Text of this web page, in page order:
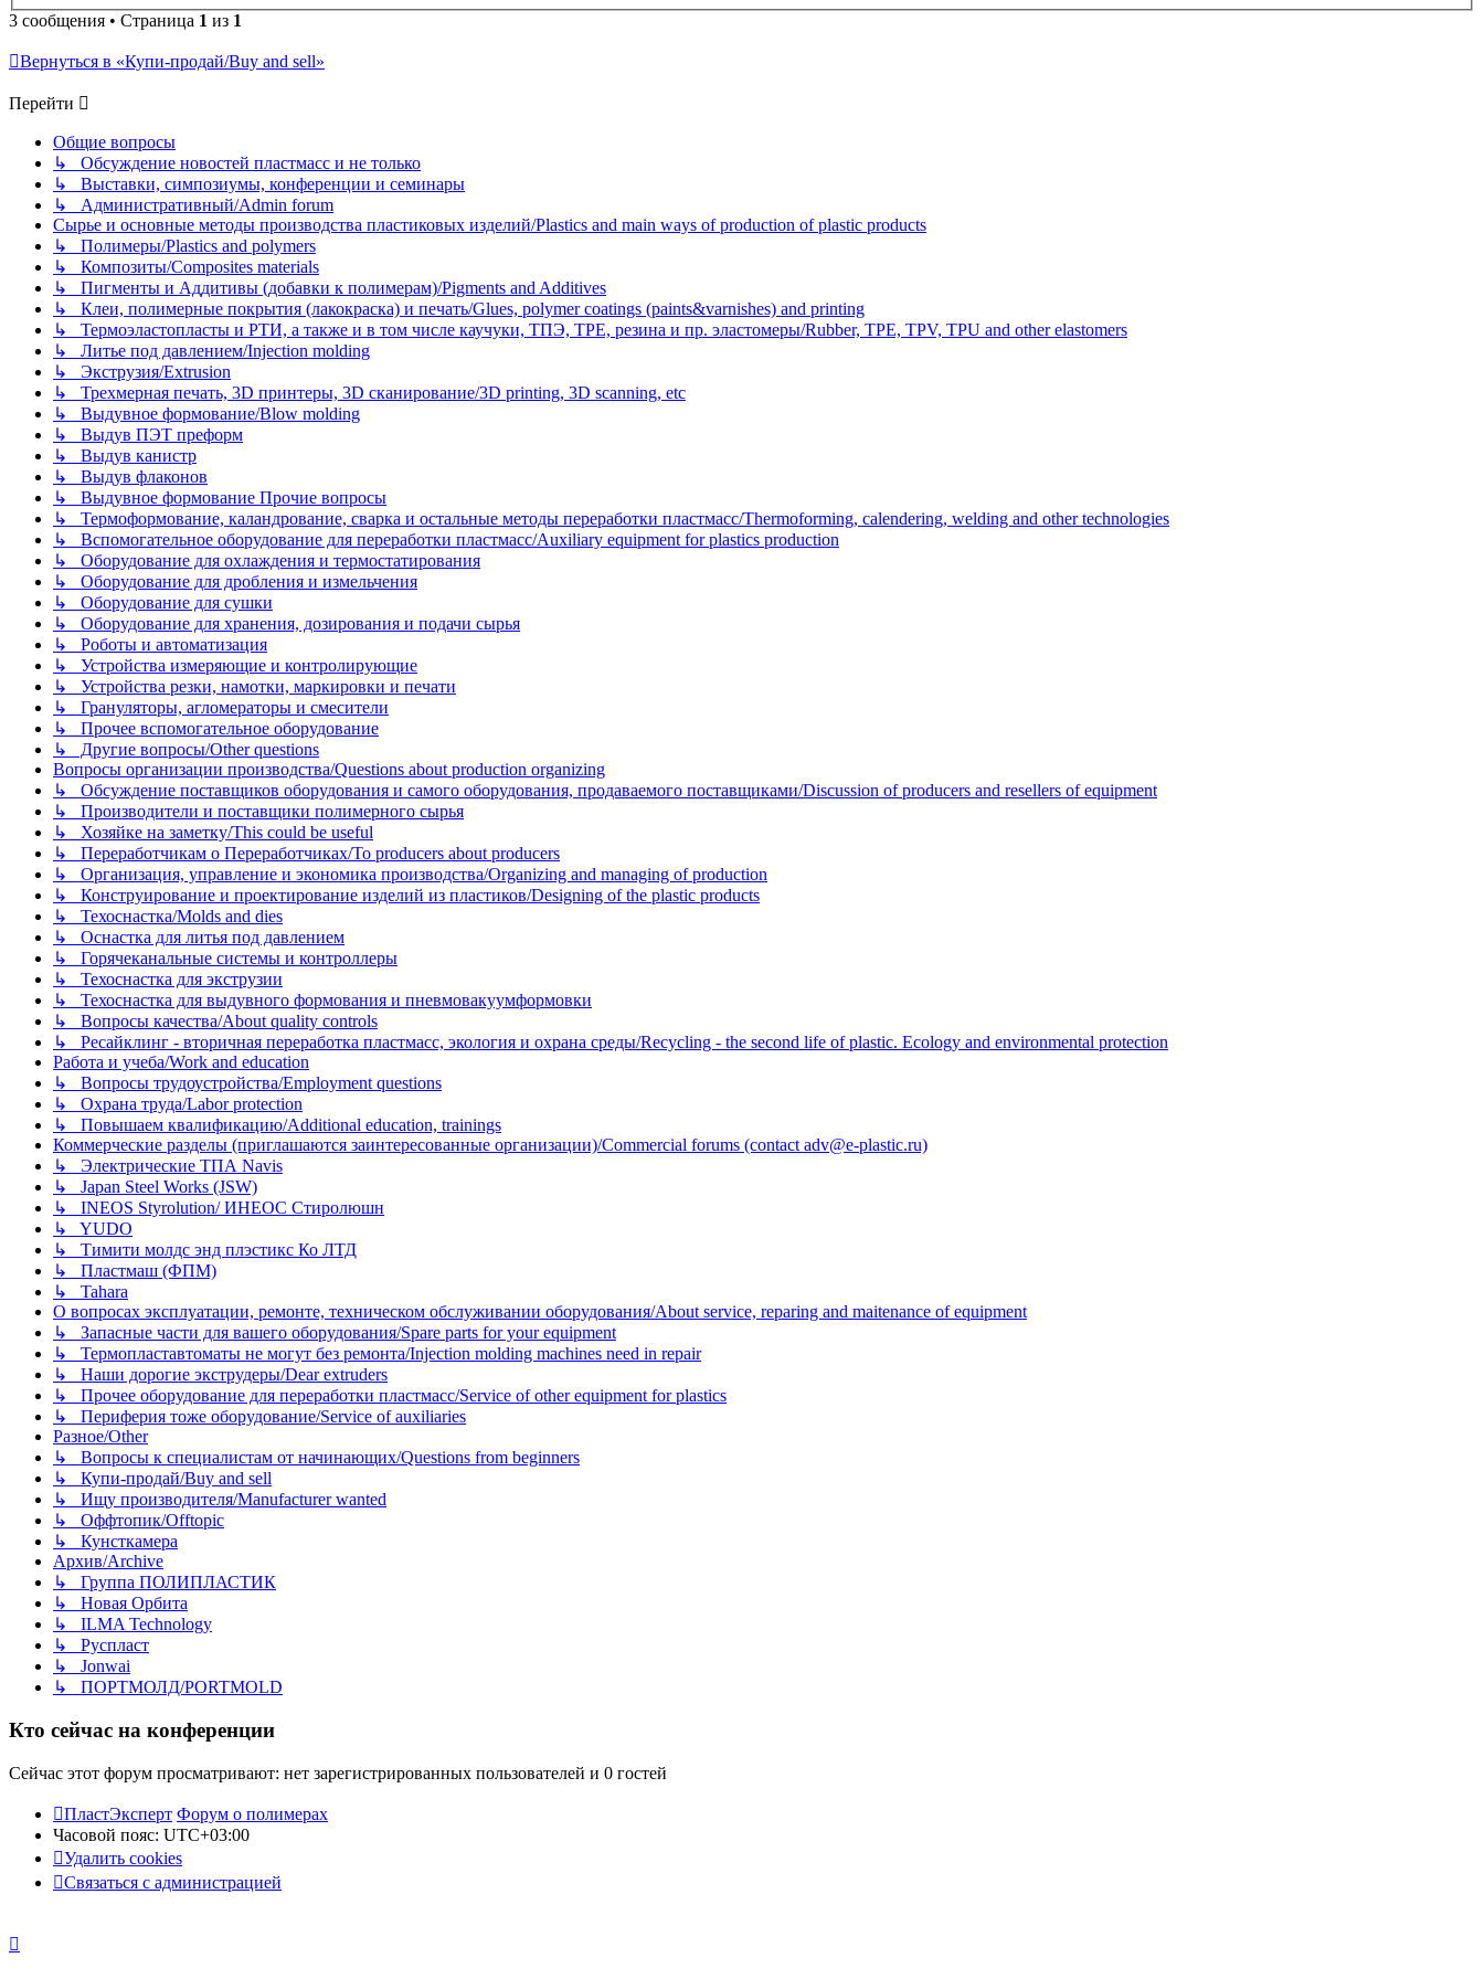
3 сообщения • Страница 1 из 1
Вернуться в «Купи-продай/Buy and sell»
Перейти
Общие вопросы
↳ Обсуждение новостей пластмасс и не только
↳ Выставки, симпозиумы, конференции и семинары
↳ Административный/Admin forum
Сырье и основные методы производства пластиковых изделий/Plastics and main ways of production of plastic products
↳ Полимеры/Plastics and polymers
↳ Композиты/Сomposites materials
↳ Пигменты и Аддитивы (добавки к полимерам)/Pigments and Additives
↳ Клеи, полимерные покрытия (лакокраска) и печать/Glues, polymer coatings (paints&varnishes) and printing
↳ Термоэластопласты и РТИ, а также и в том числе каучуки, ТПЭ, TPE, резина и пр. эластомеры/Rubber, TPE, TPV, TPU and other elastomers
↳ Литье под давлением/Injection molding
↳ Экструзия/Extrusion
↳ Трехмерная печать, 3D принтеры, 3D сканирование/3D printing, 3D scanning, etc
↳ Выдувное формование/Blow molding
↳ Выдув ПЭТ преформ
↳ Выдув канистр
↳ Выдув флаконов
↳ Выдувное формование Прочие вопросы
↳ Термоформование, каландрование, сварка и остальные методы переработки пластмасс/Thermoforming, calendering, welding and other technologies
↳ Вспомогательное оборудование для переработки пластмасс/Auxiliary equipment for plastics production
↳ Оборудование для охлаждения и термостатирования
↳ Оборудование для дробления и измельчения
↳ Оборудование для сушки
↳ Оборудование для хранения, дозирования и подачи сырья
↳ Роботы и автоматизация
↳ Устройства измеряющие и контролирующие
↳ Устройства резки, намотки, маркировки и печати
↳ Грануляторы, агломераторы и смесители
↳ Прочее вспомогательное оборудование
↳ Другие вопросы/Other questions
Вопросы организации производства/Questions about production organizing
↳ Обсуждение поставщиков оборудования и самого оборудования, продаваемого поставщиками/Discussion of producers and resellers of equipment
↳ Производители и поставщики полимерного сырья
↳ Хозяйке на заметку/This could be useful
↳ Переработчикам о Переработчиках/To producers about producers
↳ Организация, управление и экономика производства/Organizing and managing of production
↳ Конструирование и проектирование изделий из пластиков/Designing of the plastic products
↳ Техоснастка/Molds and dies
↳ Оснастка для литья под давлением
↳ Горячеканальные системы и контроллеры
↳ Техоснастка для экструзии
↳ Техоснастка для выдувного формования и пневмовакуумформовки
↳ Вопросы качества/About quality controls
↳ Ресайклинг - вторичная переработка пластмасс, экология и охрана среды/Recycling - the second life of plastic. Ecology and environmental protection
Работа и учеба/Work and education
↳ Вопросы трудоустройства/Employment questions
↳ Охрана труда/Labor protection
↳ Повышаем квалификацию/Additional education, trainings
Коммерческие разделы (приглашаются заинтересованные организации)/Commercial forums (contact adv@e-plastic.ru)
↳ Электрические ТПА Navis
↳ Japan Steel Works (JSW)
↳ INEOS Styrolution/ ИНЕОС Стиролюшн
↳ YUDO
↳ Тимити молдс энд плэстикс Ко ЛТД
↳ Пластмаш (ФПМ)
↳ Tahara
О вопросах эксплуатации, ремонте, техническом обслуживании оборудования/About service, reparing and maitenance of equipment
↳ Запасные части для вашего оборудования/Spare parts for your equipment
↳ Термопластавтоматы не могут без ремонта/Injection molding machines need in repair
↳ Наши дорогие экструдеры/Dear extruders
↳ Прочее оборудование для переработки пластмасс/Service of other equipment for plastics
↳ Периферия тоже оборудование/Service of auxiliaries
Разное/Other
↳ Вопросы к специалистам от начинающих/Questions from beginners
↳ Купи-продай/Buy and sell
↳ Ищу производителя/Manufacturer wanted
↳ Оффтопик/Offtopic
↳ Кунсткамера
Архив/Archive
↳ Группа ПОЛИПЛАСТИК
↳ Новая Орбита
↳ ILMA Technology
↳ Руспласт
↳ Jonwai
↳ ПОРТМОЛД/PORTMOLD
Кто сейчас на конференции
Сейчас этот форум просматривают: нет зарегистрированных пользователей и 0 гостей
ПластЭксперт Форум о полимерах
Часовой пояс: UTC+03:00
Удалить cookies
Связаться с администрацией